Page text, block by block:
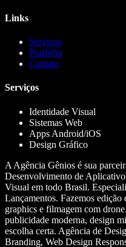
Links
Serviços
Portfólio
Contato
Serviços
Identidade Visual
Sistemas Web
Apps Android/iOS
Design Gráfico
A Agência Gênios é sua
Desenvolvimento de
Visual em todo Brasil.
Lançamentos. Fazemos
graphics e filmagem com
publicidade moderna, design
escolha certa. Agência de
Branding, Web Design